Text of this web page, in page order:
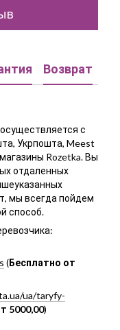
Возврат
осуществляется с
Укрпошта, Meest
Rozetka. Вы
отдаленных
мы всегда пойдем
способ.
(Бесплатно от
ua/taryfy-
5000,00)